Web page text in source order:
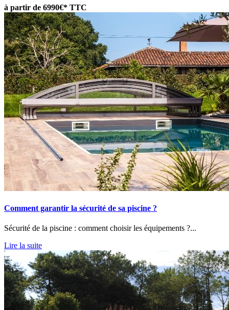
à partir de 6990€* TTC
Comment garantir la sécurité de sa piscine ?
Sécurité de la piscine : comment choisir les équipements ?...
Lire la suite